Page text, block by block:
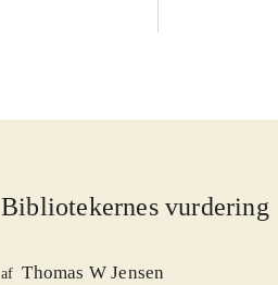
Bibliotekernes vurdering
af Thomas W Jensen